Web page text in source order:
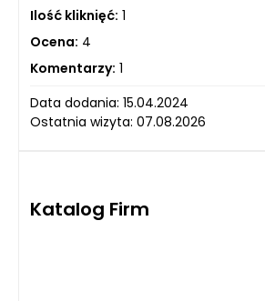
Ilość kliknięć: 1
Ocena: 4
Komentarzy: 1
Data dodania: 15.04.2024
Ostatnia wizyta: 07.08.2026
Katalog Firm